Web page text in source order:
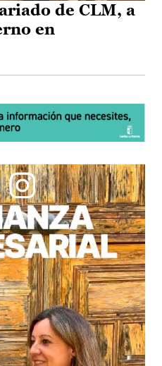
de CLM, a
en